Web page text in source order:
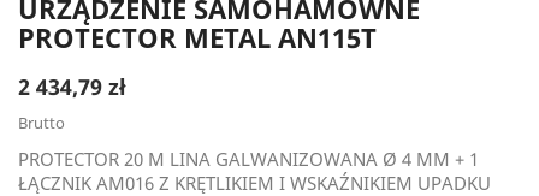
URZĄDZENIE SAMOHAMOWNE
PROTECTOR METAL AN115T
2 434,79 zł
Brutto
PROTECTOR 20 M LINA GALWANIZOWANA Ø 4 MM + 1
ŁĄCZNIK AM016 Z KRĘTLIKIEM I WSKAŹNIKIEM UPADKU